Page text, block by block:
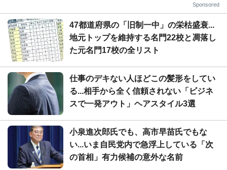
Sponsored
47都道府県の「旧制一中」の栄枯盛衰...
地元トップを維持する名門22校と凋落し
た元名門17校の全リスト
仕事のデキない人ほどこの髪形をしてい
る...相手から全く信頼されない「ビジネ
スで一発アウト」ヘアスタイル3選
小泉進次郎氏でも、高市早苗氏でもな
い...いま自民党内で急浮上している「次
の首相」有力候補の意外な名前